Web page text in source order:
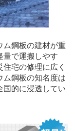
鋼板の建材が重
量で運搬しやす
宅の修理に広く
ム鋼板の知名度は
国的に浸透してい